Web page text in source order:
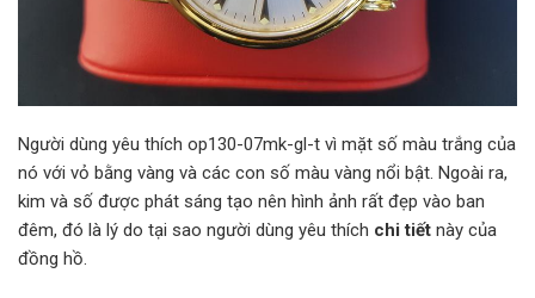
Người dùng yêu thích op130-07mk-gl-t vì mặt số màu trắng của
nó với vỏ bằng vàng và các con số màu vàng nổi bật. Ngoài ra,
kim và số được phát sáng tạo nên hình ảnh rất đẹp vào ban
đêm, đó là lý do tại sao người dùng yêu thích chi tiết này của
đồng hồ.